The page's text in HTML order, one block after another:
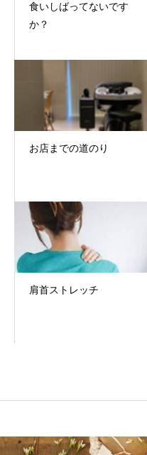
食いしばってないです
か？
お店までの道のり
肩首ストレッチ